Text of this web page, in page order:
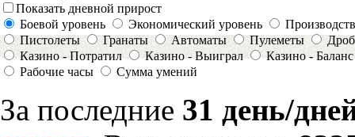
Показать дневной прирост
Боевой уровень
Экономический уровень
Пистолеты
Гранаты Автоматы Пулеметы
Казино - Потратил
Казино - Выиграл
Казино - Баланс
Рабочие часы
Сумма умений
За последние 31 день/